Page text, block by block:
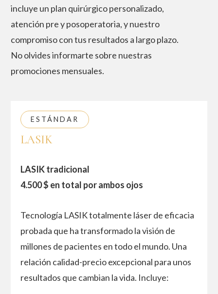
incluye un plan quirúrgico personalizado,
atención pre y posoperatoria, y nuestro
compromiso con tus resultados a largo plazo.
No olvides informarte sobre nuestras
promociones mensuales.
ESTÁNDAR
LASIK
LASIK tradicional
4.500 $ en total por ambos ojos
Tecnología LASIK totalmente láser de eficacia
probada que ha transformado la visión de
millones de pacientes en todo el mundo. Una
relación calidad-precio excepcional para unos
resultados que cambian la vida. Incluye: